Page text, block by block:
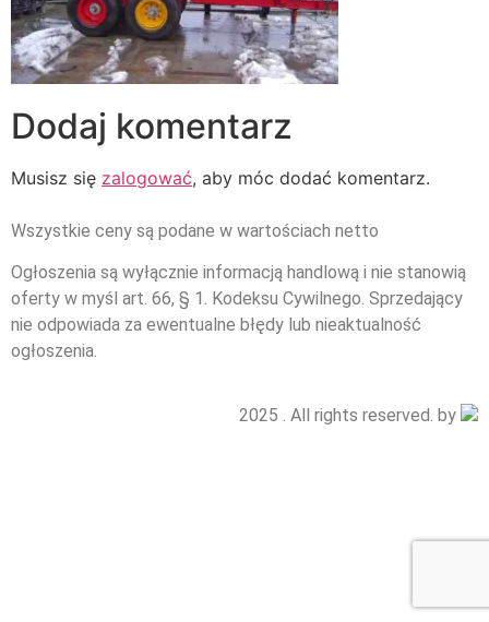
Dodaj komentarz
Musisz się zalogować, aby móc dodać komentarz.
Wszystkie ceny są podane w wartościach netto
Ogłoszenia są wyłącznie informacją handlową i nie stanowią
oferty w myśl art. 66, § 1. Kodeksu Cywilnego. Sprzedający
nie odpowiada za ewentualne błędy lub nieaktualność
ogłoszenia.
2025 . All rights reserved. by